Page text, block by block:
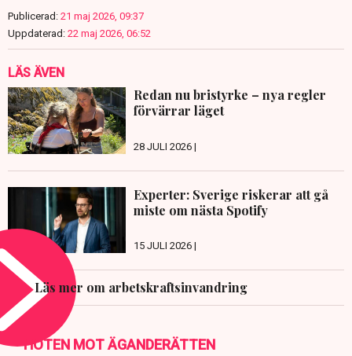
Publicerad: 21 maj 2026, 09:37
Uppdaterad: 22 maj 2026, 06:52
LÄS ÄVEN
Redan nu bristyrke – nya regler
förvärrar läget
28 JULI 2026 |
Experter: Sverige riskerar att gå
miste om nästa Spotify
15 JULI 2026 |
Läs mer om arbetskraftsinvandring
HOTEN MOT ÄGANDERÄTTEN